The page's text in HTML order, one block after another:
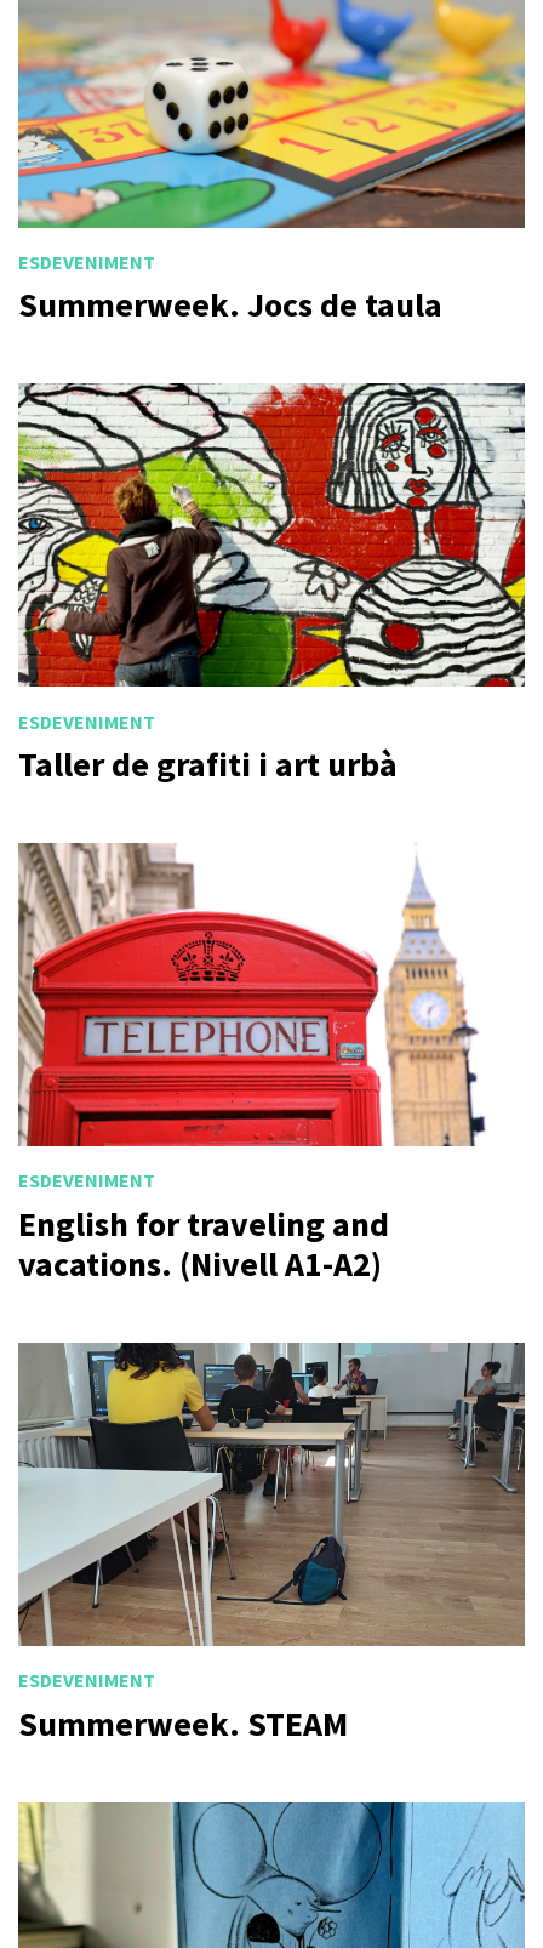
ESDEVENIMENT
Summerweek. Jocs de taula
ESDEVENIMENT
Taller de grafiti i art urbà
ESDEVENIMENT
English for traveling and
vacations. (Nivell A1-A2)
ESDEVENIMENT
Summerweek. STEAM